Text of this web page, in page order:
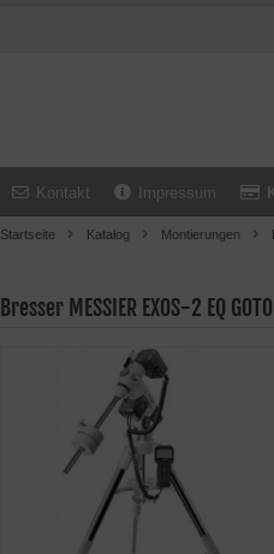
Kontakt Impressum
Startseite Katalog Montierungen
Bresser MESSIER EXOS-2 EQ